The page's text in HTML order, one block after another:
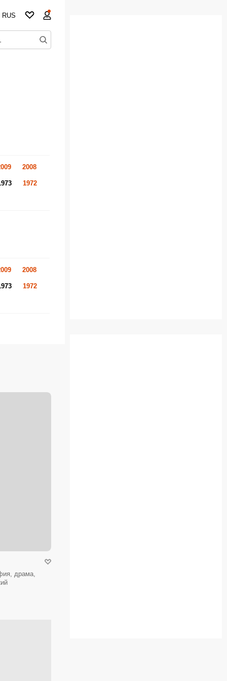
RUS
2008
1972
2008
1972
драма,